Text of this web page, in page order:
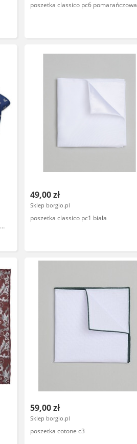
poszetka classico pc6 pomarańczowa
49,00 zł
Sklep borgio.pl
poszetka classico pc1 biała
59,00 zł
Sklep borgio.pl
poszetka cotone c3